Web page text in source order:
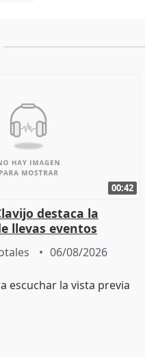
00:42
destaca la
llevas eventos
pueblos
06/08/2026